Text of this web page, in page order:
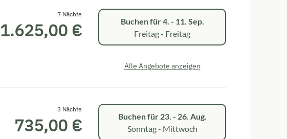
7 Nächte
1.625,00 € Buchen für4. - 11. Sep.
Freitag - Freitag
Alle Angebote anzeigen
3 Nächte
735,00 € Buchen für 23. - 26. Aug.
Sonntag - Mittwoch